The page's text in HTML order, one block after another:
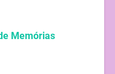
Memórias